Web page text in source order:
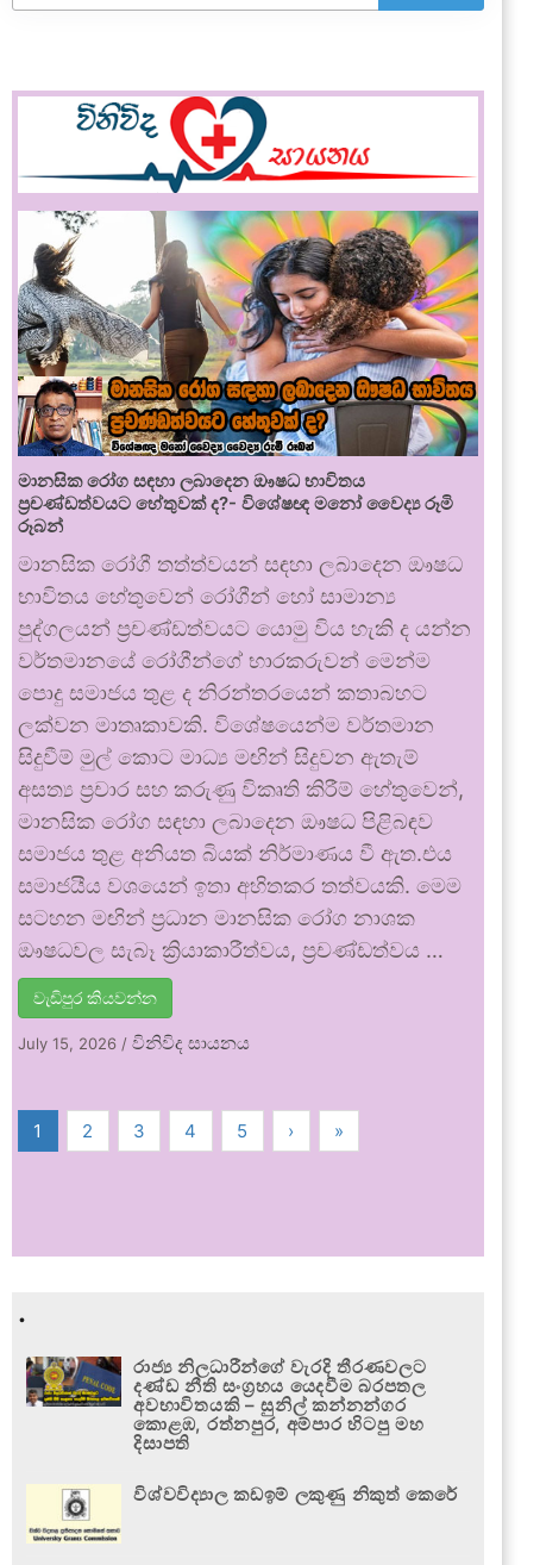
මානසික රෝග සඳහා ලබාදෙන ඖෂධ භාවිතය
ප්‍රචණ්ඩත්වයට හේතුවක් ද?- විශේෂඥ මනෝ වෛද්‍ය රූමි
රූබන්
මානසික රෝගී තත්ත්වයන් සඳහා ලබාදෙන ඖෂධ
භාවිතය හේතුවෙන් රෝගීන් හෝ සාමාන්‍ය
පුද්ගලයන් ප්‍රචණ්ඩත්වයට යොමු විය හැකි ද යන්න
වර්තමානයේ රෝගීන්ගේ භාරකරුවන් මෙන්ම
පොදු සමාජය තුළ ද නිරන්තරයෙන් කතාබහට
ලක්වන මාතෘකාවකි. විශේෂයෙන්ම වර්තමාන
සිදුවීම් මුල් කොට මාධ්‍ය මඟින් සිදුවන ඇතැම්
අසත්‍ය ප්‍රචාර සහ කරුණු විකෘති කිරීම් හේතුවෙන්,
මානසික රෝග සඳහා ලබාදෙන ඖෂධ පිළිබඳව
සමාජය තුළ අනියත බියක් නිර්මාණය වී ඇත.එය
සමාජයීය වශයෙන් ඉතා අහිතකර තත්වයකි. මෙම
සටහන මඟින් ප්‍රධාන මානසික රෝග නාශක
ඖෂධවල සැබෑ ක්‍රියාකාරීත්වය, ප්‍රචණ්ඩත්වය …
වැඩිපුර කියවන්න
July 15, 2026 /විනිවිද සායනය
1 2 3 4 5 › »
.
රාජ්‍ය නිලධාරීන්ගේ වැරදි තීරණවලට
දණ්ඩ නීති සංග්‍රහය යෙදවීම බරපතල
අවභාවිතයකි – සුනිල් කන්නන්ගර
කොළඹ, රත්නපුර, අම්පාර හිටපු මහ
දිසාපති
විශ්වවිද්‍යාල කඩඉම් ලකුණු නිකුත් කෙරේ